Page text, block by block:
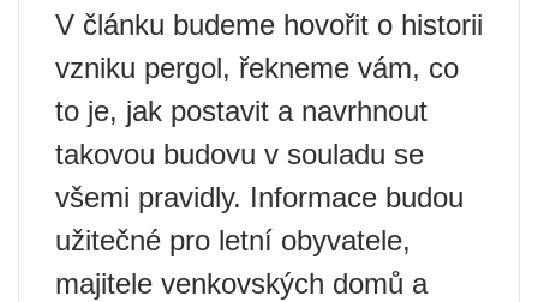
V článku budeme hovořit o historii
vzniku pergol, řekneme vám, co
to je, jak postavit a navrhnout
takovou budovu v souladu se
všemi pravidly. Informace budou
užitečné pro letní obyvatele,
majitele venkovských domů a